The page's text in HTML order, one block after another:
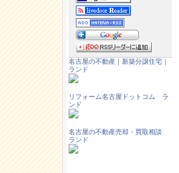
名古屋の不動産｜新築分譲住宅｜
ランド
リフォーム名古屋ドットコム ラ
ンド
名古屋の不動産売却・買取相談
ランド